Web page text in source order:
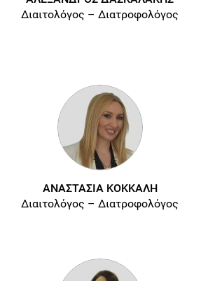
Διαιτολόγος – Διατροφολόγος
ΑΝΑΣΤΑΣΙΑ ΚΟΚΚΑΛΗ
Διαιτολόγος – Διατροφολόγος